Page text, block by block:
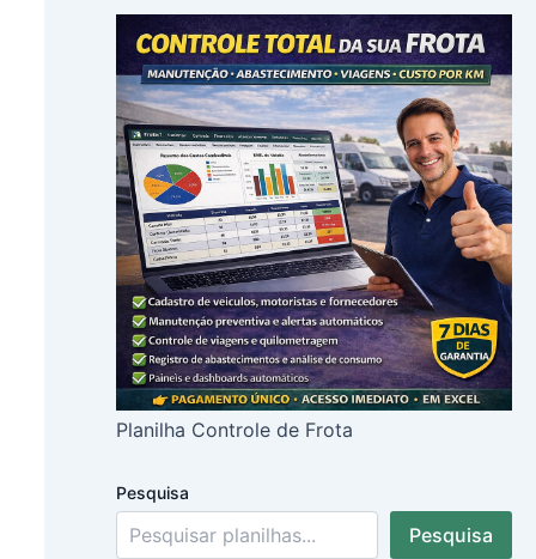
Planilha Controle de Frota
Pesquisa
Pesquisa